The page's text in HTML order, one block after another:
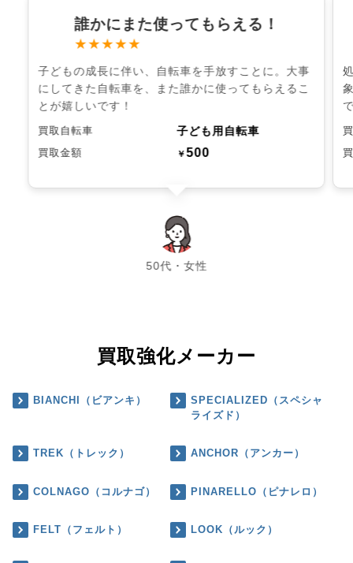
誰かにまた使ってもらえる！
★★★★★
子どもの成長に伴い、自転車を手放すことに。大事
にしてきた自転車を、また誰かに使ってもらえるこ
とが嬉しいです！
買取自転車 子ども用自転車
買取金額 ￥500
50代・女性
chevron_left chevron_right
買取強化メーカー
BIANCHI（ビアンキ）
SPECIALIZED（スペシャ
ライズド）
TREK（トレック） ANCHOR（アンカー）
COLNAGO（コルナゴ） PINARELLO（ピナレロ）
FELT（フェルト） LOOK（ルック）